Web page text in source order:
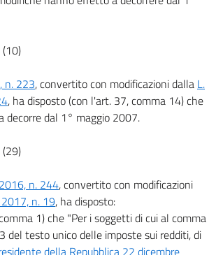
(10)
n. 223, convertito con modificazioni dalla L.
, ha disposto (con l'art. 37, comma 14) che
decorre dal 1° maggio 2007.
(29)
n. 244, convertito con modificazioni
n. 19, ha disposto:
1) che "Per i soggetti di cui al comma
del testo unico delle imposte sui redditi, di
della Repubblica 22 dicembre